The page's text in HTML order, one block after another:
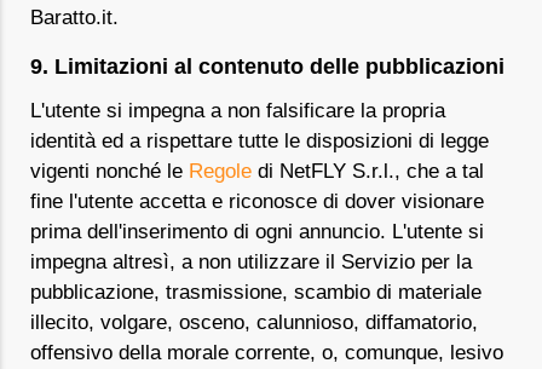
Baratto.it.
9. Limitazioni al contenuto delle pubblicazioni
L'utente si impegna a non falsificare la propria
identità ed a rispettare tutte le disposizioni di legge
vigenti nonché le Regole di NetFLY S.r.l., che a tal
fine l'utente accetta e riconosce di dover visionare
prima dell'inserimento di ogni annuncio. L'utente si
impegna altresì, a non utilizzare il Servizio per la
pubblicazione, trasmissione, scambio di materiale
illecito, volgare, osceno, calunnioso, diffamatorio,
offensivo della morale corrente, o, comunque, lesivo